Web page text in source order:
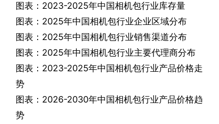
图表： 2023-2025年中国相机包行业库存量
图表： 2025年中国相机包行业企业区域分布
图表： 2025年中国相机包行业销售渠道分布
图表： 2025年中国相机包行业主要代理商分布
图表： 2023-2025年中国相机包行业产品价格走
势
图表： 2026-2030年中国相机包行业产品价格趋
势